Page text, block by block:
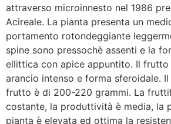
attraverso microinnesto nel 1986
Acireale. La pianta presenta un
portamento rotondeggiante
spine sono pressochè assenti e la
ellittica con apice appuntito. Il frutto
arancio intenso e forma sferoidale.
frutto è di 200-220 grammi. La
costante, la produttività è media, la
pianta è elevata ed ottima la